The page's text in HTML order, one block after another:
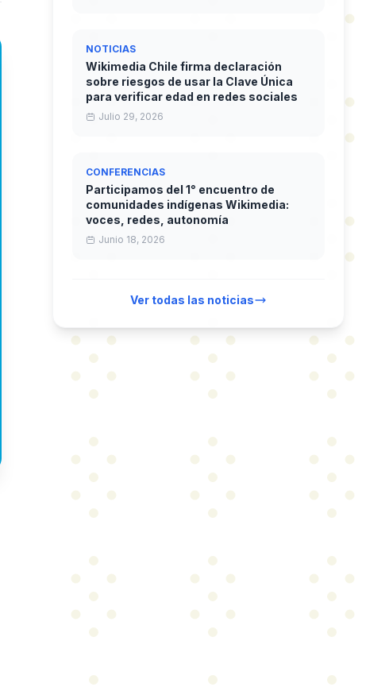
NOTICIAS
Wikimedia Chile firma declaración
sobre riesgos de usar la Clave Única
para verificar edad en redes sociales
Julio 29, 2026
CONFERENCIAS
Participamos del 1° encuentro de
comunidades indígenas Wikimedia:
voces, redes, autonomía
Junio 18, 2026
Ver todas las noticias